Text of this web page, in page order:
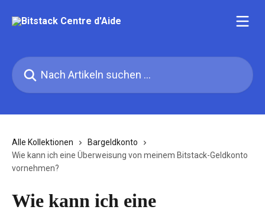
Nach Artikeln suchen …
Alle Kollektionen
Bargeldkonto
Wie kann ich eine Überweisung von meinem Bitstack-Geldkonto
vornehmen?
Wie kann ich eine